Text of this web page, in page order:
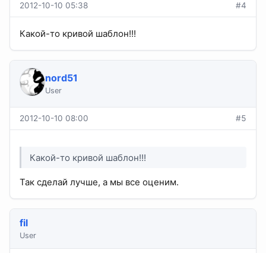
2012-10-10 05:38 #4
Какой-то кривой шаблон!!!
nord51
User
2012-10-10 08:00 #5
Какой-то кривой шаблон!!!
Так сделай лучше, а мы все оценим.
fil
User